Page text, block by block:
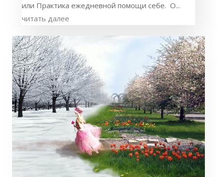
или Практика ежедневной помощи себе. О...
читать далее